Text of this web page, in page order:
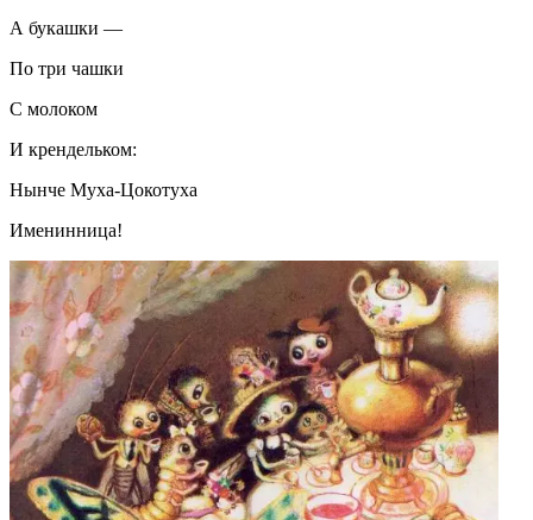
А букашки —
По три чашки
С молоком
И крендельком:
Нынче Муха-Цокотуха
Именинница!